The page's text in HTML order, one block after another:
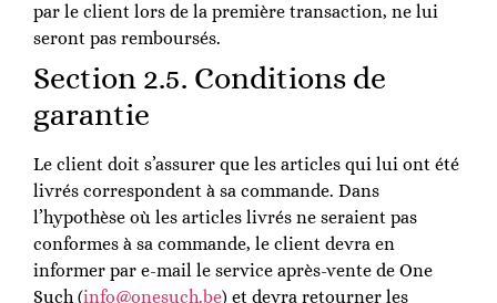
par le client lors de la première transaction, ne lui
seront pas remboursés.
Section 2.5. Conditions de
garantie
Le client doit s’assurer que les articles qui lui ont été
livrés correspondent à sa commande. Dans
l’hypothèse où les articles livrés ne seraient pas
conformes à sa commande, le client devra en
informer par e-mail le service après-vente de One
Such (info@onesuch.be) et devra retourner les